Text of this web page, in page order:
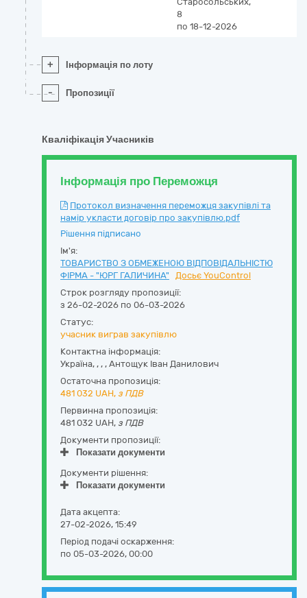
8
по 18-12-2026
+ Інформація по лоту
- Пропозиції
Кваліфікація Учасників
Інформація про Переможця
Протокол визначення переможця закупівлі та
намір укласти договір про закупівлю.pdf
Рішення підписано
Ім'я:
ТОВАРИСТВО З ОБМЕЖЕНОЮ ВІДПОВІДАЛЬНІСТЮ
ФІРМА - "ЮРГ ГАЛИЧИНА"
Досьє YouControl
Строк розгляду пропозиції:
з 26-02-2026 по 06-03-2026
Статус:
учасник виграв закупівлю
Контактна інформація:
Україна, , , , Антощук Іван Данилович
Остаточна пропозиція:
481 032 UAH, з ПДВ
Первинна пропозиція:
481 032 UAH, з ПДВ
Документи пропозиції:
Показати документи
Документи рішення:
Показати документи
Дата акцепта:
27-02-2026, 15:49
Період подачі оскарження:
по 05-03-2026, 00:00